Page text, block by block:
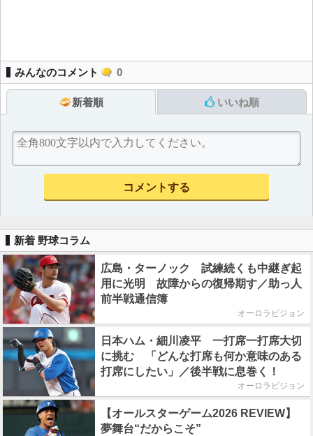
みんなのコメント 0
新着順 いいね順
新着 野球コラム
広島・ターノック 試練続くも中継ぎ起
用に光明 故障からの復帰期す／助っ人
前半戦通信簿
オーロラビジョン
日本ハム・細川凌平 一打席一打席大切
に挑む 「どんな打席も何か意味のある
打席にしたい」／後半戦に息巻く！
オーロラビジョン
【オールスターゲーム2026 REVIEW】
夢舞台“だからこそ”